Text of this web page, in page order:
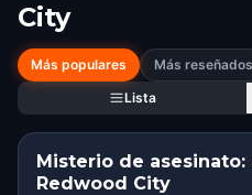
City
Más populares Más reseñados
Lista
Misterio de asesinato:
Redwood City